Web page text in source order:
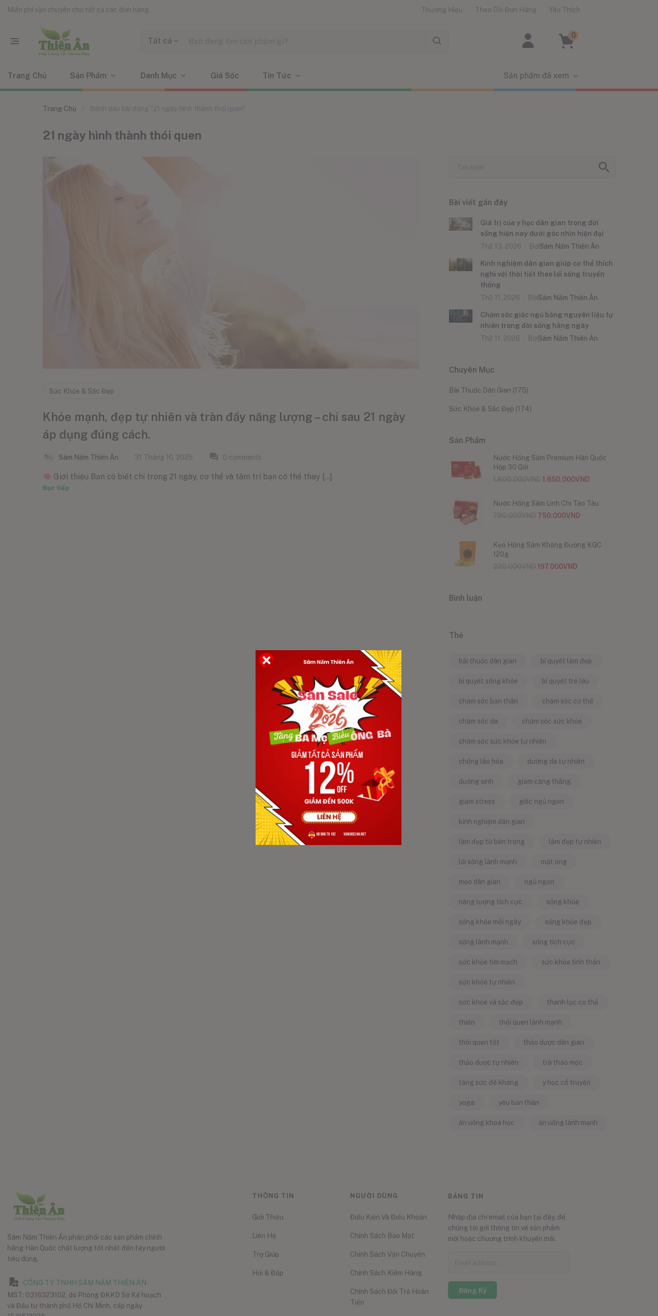
Miễn phí vận chuyển cho tất cả các đơn hàng. Thương Hiệu Theo Dõi Đơn Hàng Yêu Thích
Tất cả
0
Trang Chủ Sản Phẩm Danh Mục Giá Sốc Tin Tức Sản phẩm đã xem
Trang Chủ
21 ngày hình thành thói quen
Sức Khỏe & Sắc Đẹp
Khỏe mạnh, đẹp tự nhiên và tràn đầy năng lượng – chỉ sau 21 ngày
áp dụng đúng cách.
Sâm Nấm Thiên Ân 31 Tháng 10, 2025 0 comments
Giới thiệu Bạn có biết chỉ trong 21 ngày, cơ thể và tâm trí bạn có thể thay [...]
Đọc tiếp
Bài viết gần đây
Giá trị của y học dân gian trong đời
sống hiện nay dưới góc nhìn hiện đại
Th2 13, 2026
BởiSâm Nấm Thiên Ân
Kinh nghiệm dân gian giúp cơ thể thích
nghi với thời tiết theo lối sống truyền
thống
Th2 11, 2026
BởiSâm Nấm Thiên Ân
Chăm sóc giấc ngủ bằng nguyên liệu tự
nhiên trong đời sống hằng ngày
Th2 11, 2026
BởiSâm Nấm Thiên Ân
Chuyên Mục
Bài Thuốc Dân Gian (175)
Sức Khỏe & Sắc Đẹp (174)
Sản Phẩm
Nước Hồng Sâm Premium Hàn Quốc
Hộp 30 Gói
1.650.000VND
Nước Hồng Sâm Linh Chi Táo Tàu
750.000VND
Kẹo Hồng Sâm Không Đường KGC
120g
197.000VND
Bình luận
Thẻ
bài thuốc dân gian bí quyết làm đẹp
bí quyết sống khỏe bí quyết trẻ lâu
chăm sóc bản thân chăm sóc cơ thể
chăm sóc da chăm sóc sức khỏe
chăm sóc sức khỏe tự nhiên
chống lão hóa dưỡng da tự nhiên
dưỡng sinh giảm căng thẳng
giảm stress giấc ngủ ngon
kinh nghiệm dân gian
làm đẹp từ bên trong làm đẹp tự nhiên
lối sống lành mạnh mật ong
mẹo dân gian ngủ ngon
năng lượng tích cực sống khỏe
sống khỏe mỗi ngày sống khỏe đẹp
sống lành mạnh sống tích cực
sức khỏe tim mạch sức khỏe tinh thần
sức khỏe tự nhiên
sức khỏe và sắc đẹp thanh lọc cơ thể
thiền thói quen lành mạnh
thói quen tốt thảo dược dân gian
thảo dược tự nhiên trà thảo mộc
tăng sức đề kháng y học cổ truyền
yoga yêu bản thân
ăn uống khoa học ăn uống lành mạnh
Sâm Nấm Thiên Ân phân phối các sản phẩm chính
hãng Hàn Quốc chất lượng tốt nhất đến tay người
tiêu dùng.
CÔNG TY TNHH SÂM NẤM THIÊN ÂN
MST: 0316323102, do Phòng ĐKKD Sở Kế hoạch
và Đầu tư thành phố Hồ Chí Minh, cấp ngày
THÔNG TIN
Giới Thiệu
Liên Hệ
Trợ Giúp
Hỏi & Đáp
NGƯỜI DÙNG
Điều Kiện Và Điều Khoản
Chính Sách Bảo Mật
Chính Sách Vận Chuyển
Chính Sách Kiểm Hàng
Chính Sách Đổi Trả Hoàn
Tiền
BẢNG TIN
Nhập địa chỉ email của bạn tại đây, để
chúng tôi gởi thông tin về sản phẩm
mới hoặc chương trình khuyến mãi.
Đăng Ký